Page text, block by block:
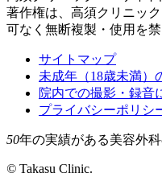
著作権は、高須クリニッ
可なく無断複製・使用を禁
サイトマップ
未成年（18歳未満）
院内での撮影・録音
プライバシーポリシ
50年の実績がある美容外
© Takasu Clinic.